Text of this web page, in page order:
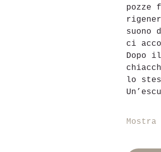
pozze
suono
ci
Dopo
lo